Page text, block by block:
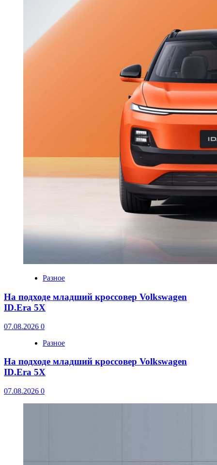
Разное
На подходе младший кроссовер Volkswagen
ID.Era 5X
07.08.2026 0
Разное
На подходе младший кроссовер Volkswagen
ID.Era 5X
07.08.2026 0